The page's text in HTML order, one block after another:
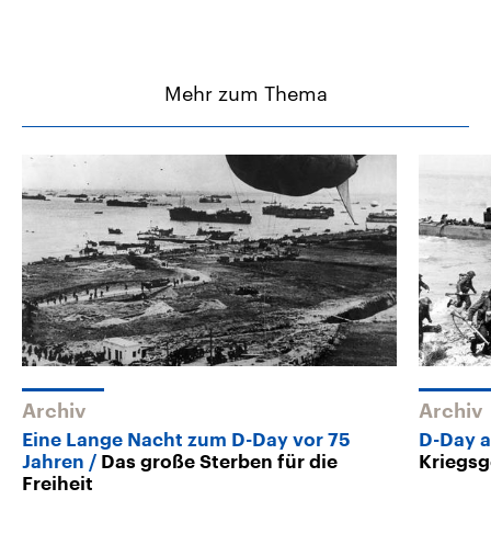
Mehr zum Thema
Archiv
Eine Lange Nacht zum D-Day vor 75
Jahren
Das große Sterben für die
Freiheit
Archiv
D-Day